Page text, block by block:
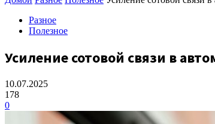
Разное
Полезное
Усиление сотовой связи в
10.07.2025
178
0